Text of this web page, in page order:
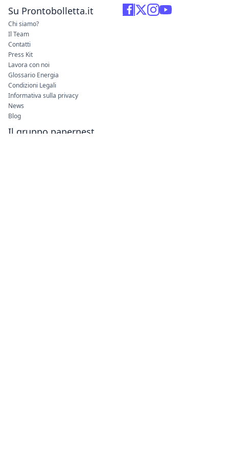
Su Prontobolletta.it
Chi siamo?
Il Team
Contatti
Press Kit
Lavora con noi
Glossario Energia
Condizioni Legali
Informativa sulla privacy
News
Blog
Il gruppo papernest